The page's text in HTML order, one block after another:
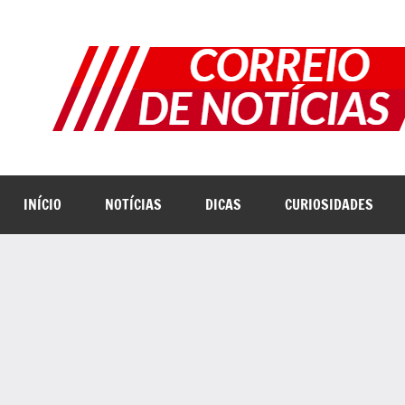
INÍCIO NOTÍCIAS DICAS CURIOSIDADES